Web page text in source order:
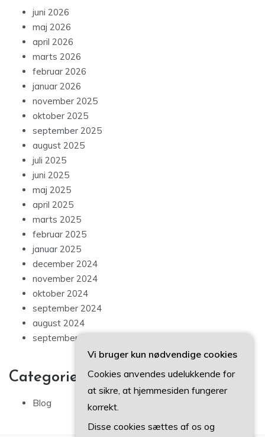
juni 2026
maj 2026
april 2026
marts 2026
februar 2026
januar 2026
november 2025
oktober 2025
september 2025
august 2025
juli 2025
juni 2025
maj 2025
april 2025
marts 2025
februar 2025
januar 2025
december 2024
november 2024
oktober 2024
september 2024
august 2024
september 2023
Categories
Blog
Vi bruger kun nødvendige cookies
Cookies anvendes udelukkende for
at sikre, at hjemmesiden fungerer
korrekt.
Disse cookies sættes af os og